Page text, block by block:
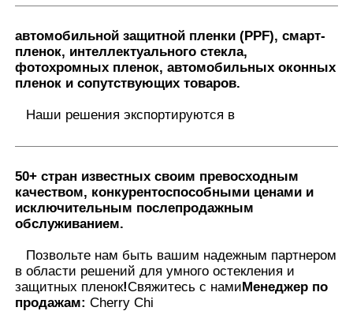
автомобильной защитной пленки (PPF), смарт-
пленок, интеллектуального стекла,
фотохромных пленок, автомобильных оконных
пленок и сопутствующих товаров.
Наши решения экспортируются в
50+ стран известных своим превосходным
качеством, конкурентоспособными ценами и
исключительным послепродажным
обслуживанием.
Позвольте нам быть вашим надежным партнером
в области решений для умного остекления и
защитных пленок!Свяжитесь с намиМенеджер по
продажам: Cherry Chi